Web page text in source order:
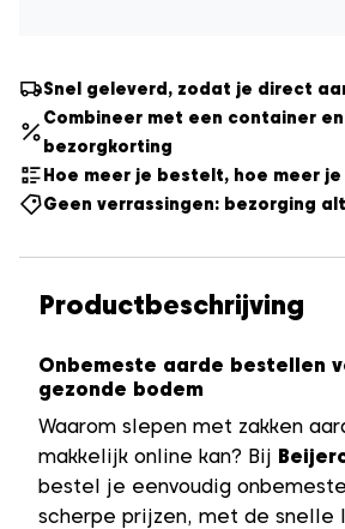
Snel geleverd, zodat je direct
Combineer met een container
bezorgkorting
Hoe meer je bestelt, hoe meer
Geen verrassingen: bezorging
Productbeschrijving
Onbemeste aarde bestellen
gezonde bodem
Waarom slepen met zakken
makkelijk online kan? Bij
bestel je eenvoudig
scherpe prijzen, met de snelle